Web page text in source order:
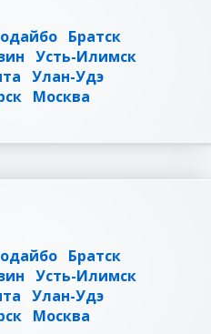
Братск
Усть-Илимск
Улан-Удэ
Москва
Братск
Усть-Илимск
Улан-Удэ
Москва